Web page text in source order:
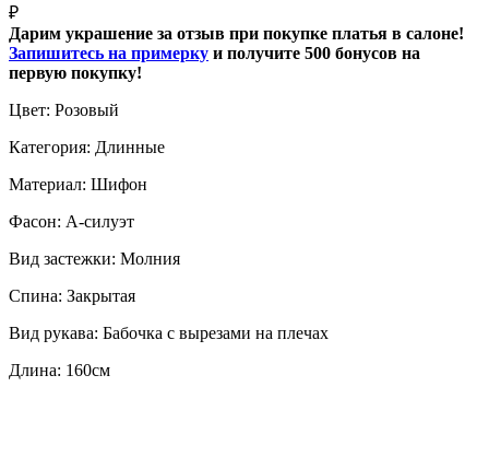
₽
Дарим украшение за отзыв при покупке платья в салоне!
Запишитесь на примерку и получите 500 бонусов на
первую покупку!
Цвет: Розовый
Категория: Длинные
Материал: Шифон
Фасон: А-силуэт
Вид застежки: Молния
Спина: Закрытая
Вид рукава: Бабочка с вырезами на плечах
Длина: 160см